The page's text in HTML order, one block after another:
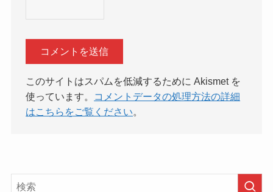
このサイトはスパムを低減するために Akismet を
使っています。
コメントデータの処理方法の詳細
はこちらをご覧ください。